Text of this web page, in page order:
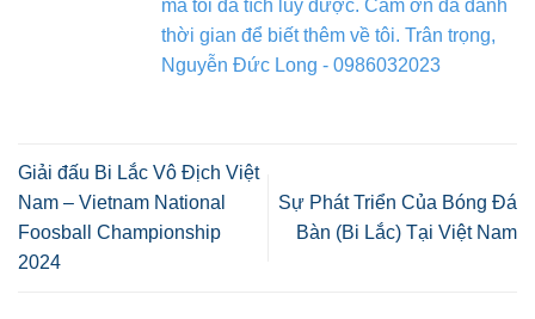
mà tôi đã tích lũy được. Cảm ơn đã dành
thời gian để biết thêm về tôi. Trân trọng,
Nguyễn Đức Long - 0986032023
Giải đấu Bi Lắc Vô Địch Việt
Nam – Vietnam National
Foosball Championship
2024
Sự Phát Triển Của Bóng Đá
Bàn (Bi Lắc) Tại Việt Nam